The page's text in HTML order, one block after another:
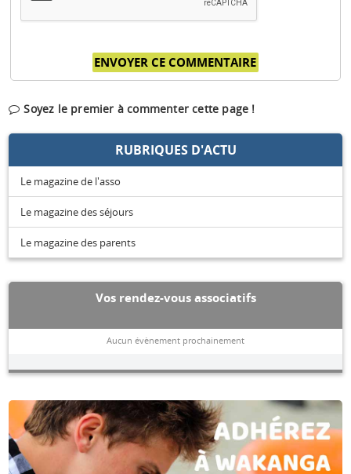
Soyez le premier à commenter cette page !
RUBRIQUES D'ACTU
Le magazine de l'asso
Le magazine des séjours
Le magazine des parents
Vos rendez-vous associatifs
Aucun évènement prochainement